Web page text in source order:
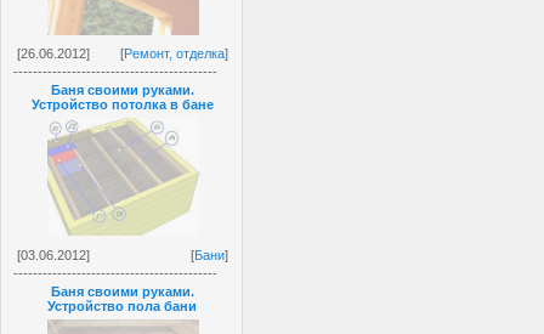
[26.06.2012] [Ремонт, отделка]
------------------------------------------
Баня своими руками.
Устройство потолка в бане
[03.06.2012] [Бани]
------------------------------------------
Баня своими руками.
Устройство пола бани